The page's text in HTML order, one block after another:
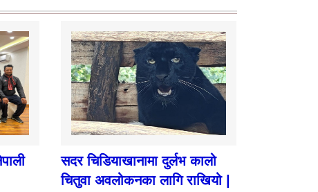
सदर चिडियाखानामा दुर्लभ कालो
चितुवा अवलोकनका लागि राखियो |